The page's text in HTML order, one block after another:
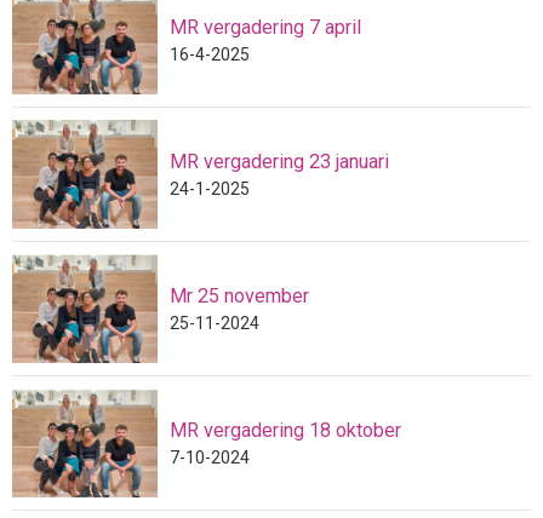
MR vergadering 7 april
16-4-2025
MR vergadering 23 januari
24-1-2025
Mr 25 november
25-11-2024
MR vergadering 18 oktober
7-10-2024